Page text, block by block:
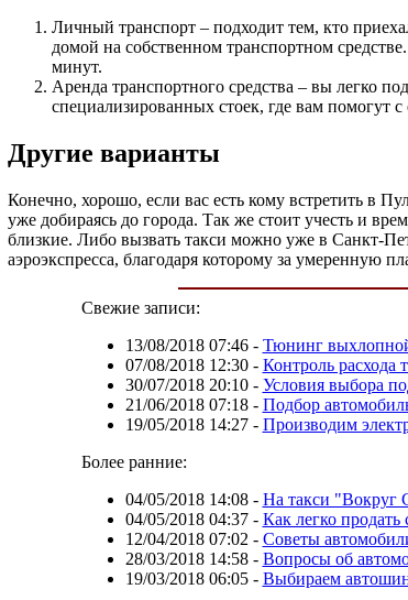
Личный транспорт – подходит тем, кто
домой на собственном транспортном
минут.
Аренда транспортного средства – вы легко
специализированных стоек, где вам помогут
Другие варианты
Конечно, хорошо, если вас есть кому встретить в
уже добираясь до города. Так же стоит учесть и
близкие. Либо вызвать такси можно уже в Санкт-
аэроэкспресса, благодаря которому за умеренную
Свежие записи:
13/08/2018 07:46- Тюнинг
07/08/2018 12:30- Контроль расхода
30/07/2018 20:10- Условия выбора
21/06/2018 07:18- Подбор
19/05/2018 14:27- Производим
Более ранние:
04/05/2018 14:08- На такси "Вокруг
04/05/2018 04:37- Как легко
12/04/2018 07:02 - Советы
28/03/2018 14:58- Вопросы об
19/03/2018 06:05- Выбираем